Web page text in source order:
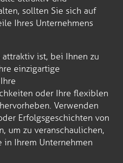
sollten Sie sich auf
Ihres Unternehmens
attraktiv ist, bei Ihnen zu
einzigartige
oder Ihre flexiblen
Verwenden
Erfolgsgeschichten von
um zu veranschaulichen,
in Ihrem Unternehmen